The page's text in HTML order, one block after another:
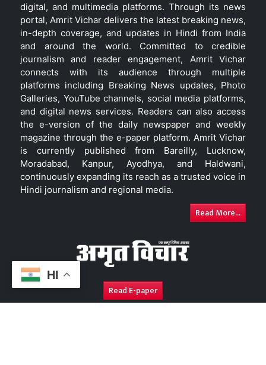
HI
digital, and multimedia platforms. Through its news
portal, Amrit Vichar delivers the latest breaking news,
in-depth coverage, and updates in Hindi from India
and around the world. Committed to credible
journalism and reader engagement, Amrit Vichar
connects with its audience through multiple
platforms including Breaking News updates, Photo
Galleries, YouTube channels, social media platforms,
and digital news services. Readers can also access
the e-version of the daily newspaper and weekly
magazine through the e-paper platform. Amrit Vichar
is currently published from Bareilly, Lucknow,
Moradabad, Kanpur, Ayodhya, and Haldwani,
continuously expanding its reach as a trusted voice in
Hindi journalism and regional media.
Read More...
Read E-paper